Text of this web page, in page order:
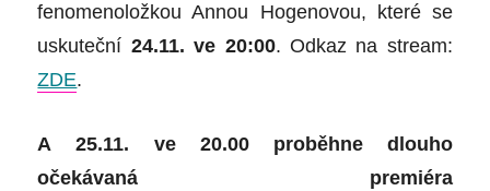
fenomenoložkou Annou Hogenovou, které se
uskuteční 24.11. ve 20:00. Odkaz na stream:
ZDE.
A25.11. ve 20.00
proběhne dlouho
očekávaná premiéra